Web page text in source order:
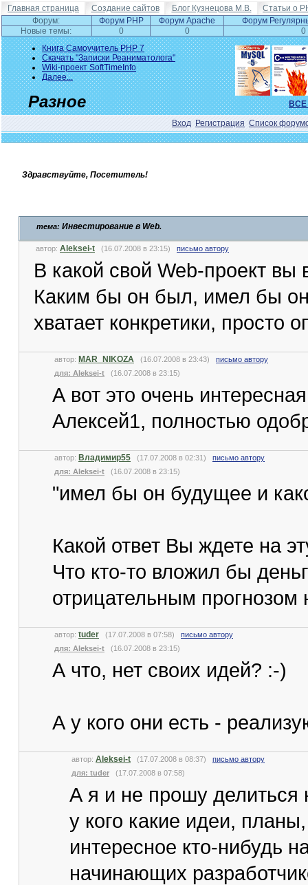
Главная страница Создание сайтов Блог Кузнецова М.В.
Статьи о
Форум:
Форум PHP Форум Apache
Форум
Новые темы:
0 0
0
Книга Самоучитель PHP 7
Скачать "Записки Реаниматолога"
Wiki-проект SoftTimeInfo
Далее...
Разное
Вход Регистрация Список
Здравствуйте, Посетитель!
тема: Инвестирование в Web.
автор: Aleksei-t (16.07.2008 в 23:15) письмо автору
В какой свой Web-проект
Каким бы он был, имел бы
хватает конкретики, просто
автор: MAR_NIKOZA (16.07.2008 в 23:43) письмо автору
для: Aleksei-t (16.07.2008 в 23:15)
А вот это очень
Алексей1, полностью
автор: Владимир55 (17.07.2008 в 02:31) письмо автору
для: Aleksei-t (16.07.2008 в 23:15)
"имел бы он будущее и
Какой ответ Вы ждете на
Что кто-то вложил бы
отрицательным
автор: tuder (17.07.2008 в 07:58) письмо автору
для: Aleksei-t (16.07.2008 в 23:15)
А что, нет своих идей? :-)
А у кого они есть -
автор: Aleksei-t (17.07.2008 в 08:37) письмо автору
для: tuder (17.07.2008 в 07:58)
А я и не прошу делиться
у кого какие идеи,
интересное кто-нибудь
начинающих